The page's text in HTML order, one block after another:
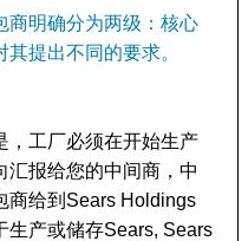
商明确分为两级：核心
提出不同的要求。
，工厂必须在开始生产
汇报给您的中间商，中
商给到Sears Holdings
生产或储存Sears, Sears